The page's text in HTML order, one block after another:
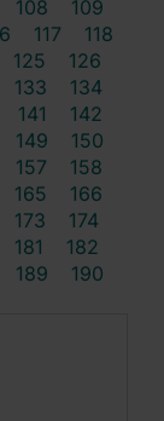
108
109
117
118
125
126
133
134
141
142
149
150
157
158
165
166
173
174
181
182
189
190